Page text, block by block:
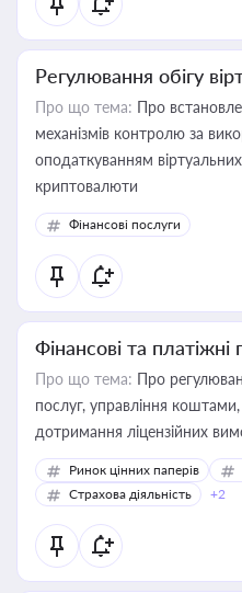
Регулювання обігу
Про що тема: Про
механізмів контролю за
оподаткуванням
криптовалюти
Фінансові послуги
Фінансові та платіжні
Про що тема: Про
послуг, управління коштами, приймання платежів та
дотримання ліцензійних
Ринок цінних паперів
Страхова діяльність
+2